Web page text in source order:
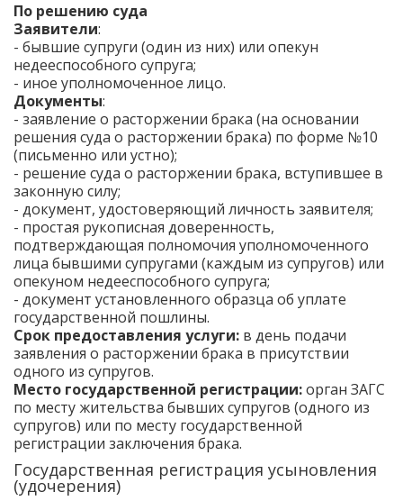
По решению суда
Заявители:
- бывшие супруги (один из них) или опекун
недееспособного супруга;
- иное уполномоченное лицо.
Документы:
- заявление о расторжении брака (на основании
решения суда о расторжении брака) по форме №10
(письменно или устно);
- решение суда о расторжении брака, вступившее в
законную силу;
- документ, удостоверяющий личность заявителя;
- простая рукописная доверенность,
подтверждающая полномочия уполномоченного
лица бывшими супругами (каждым из супругов) или
опекуном недееспособного супруга;
- документ установленного образца об уплате
государственной пошлины.
Срок предоставления услуги: в день подачи
заявления о расторжении брака в присутствии
одного из супругов.
Место государственной регистрации:орган ЗАГС
по месту жительства бывших супругов (одного из
супругов) или по месту государственной
регистрации заключения брака.
Государственная регистрация усыновления
(удочерения)